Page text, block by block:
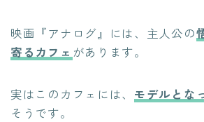
映画『アナログ』には、主人公の
寄るカフェ があります。
実はこのカフェには、 モデルとな
そうです。